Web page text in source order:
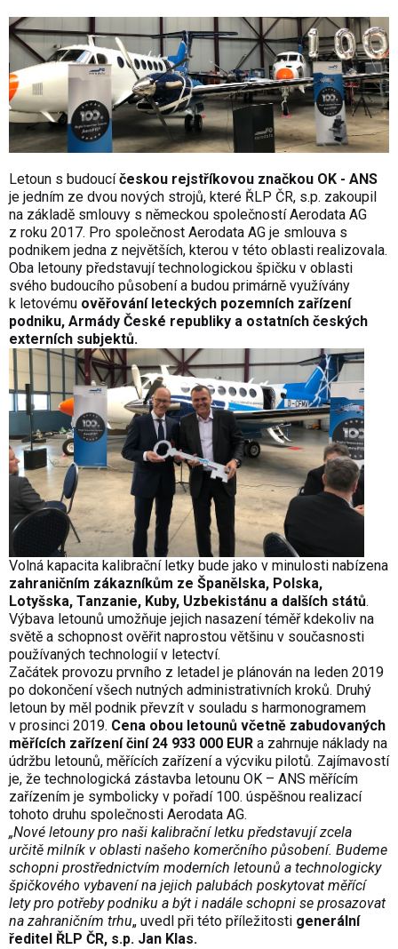
Letoun s budoucíčeskou rejstříkovou značkou OK - ANS
je jedním ze dvou nových strojů, které ŘLP ČR, s.p. zakoupil
na základě smlouvy s německou společností Aerodata AG
z roku 2017. Pro společnost Aerodata AG je smlouva s
podnikem jedna z největších, kterou v této oblasti realizovala.
Oba letouny představují technologickou špičku v oblasti
svého budoucího působení a budou primárně využívány
k letovému ověřování leteckých pozemních zařízení
podniku, Armády České republiky a ostatních českých
externích subjektů.
Volná kapacita kalibrační letky bude jako v minulosti nabízena
zahraničním zákazníkům ze Španělska, Polska,
Lotyšska, Tanzanie, Kuby, Uzbekistánu a dalších států.
Výbava letounů umožňuje jejich nasazení téměř kdekoliv na
světě a schopnost ověřit naprostou většinu v současnosti
používaných technologií v letectví.
Začátek provozu prvního z letadel je plánován na leden 2019
po dokončení všech nutných administrativních kroků. Druhý
letoun by měl podnik převzít v souladu s harmonogramem
v prosinci 2019. Cena obou letounů včetně zabudovaných
měřících zařízení činí 24 933 000 EUR a zahrnuje náklady na
údržbu letounů, měřících zařízení a výcviku pilotů. Zajímavostí
je, že technologická zástavba letounu OK – ANS měřícím
zařízením je symbolicky v pořadí 100. úspěšnou realizací
tohoto druhu společnosti Aerodata AG.
„Nové letouny pro naši kalibrační letku představují zcela
určitě milník v oblasti našeho komerčního působení. Budeme
schopni prostřednictvím moderních letounů a technologicky
špičkového vybavení na jejich palubách poskytovat měřící
lety pro potřeby podniku a být i nadále schopni se prosazovat
na zahraničním trhu„ uvedl při této příležitosti generální
ředitel ŘLP ČR, s.p. Jan Klas.